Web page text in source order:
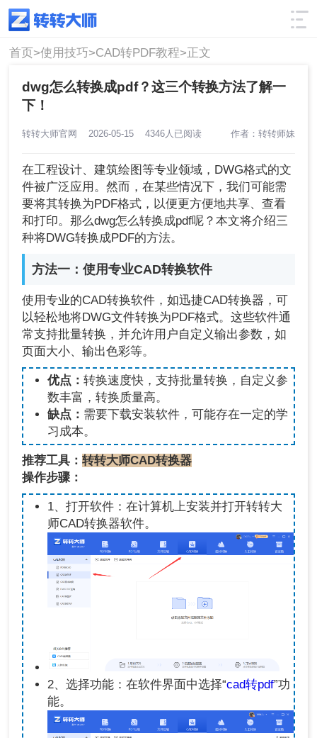
使用技巧 筛选
首页>使用技巧>CAD转PDF教程>正文
dwg怎么转换成pdf？这三个转换方法了解一
下！
转转大师官网 2026-05-15 4346人已阅读 作者：转转师妹
在工程设计、建筑绘图等专业领域，DWG格式的文
件被广泛应用。然而，在某些情况下，我们可能需
要将其转换为PDF格式，以便更方便地共享、查看
和打印。那么dwg怎么转换成pdf呢？本文将介绍三
种将DWG转换成PDF的方法。
方法一：使用专业CAD转换软件
使用专业的CAD转换软件，如迅捷CAD转换器，可
以轻松地将DWG文件转换为PDF格式。这些软件通
常支持批量转换，并允许用户自定义输出参数，如
页面大小、输出色彩等。
优点： 转换速度快，支持批量转换，自定义参
数丰富，转换质量高。
缺点： 需要下载安装软件，可能存在一定的学
习成本。
推荐工具：转转大师CAD转换器
操作步骤：
1、打开软件：在计算机上安装并打开转转大
师CAD转换器软件。
2、选择功能：在软件界面中选择“cad转pdf”功
能。